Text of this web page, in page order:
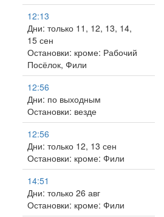
12:13
Дни: только 11, 12, 13, 14,
15 сен
Остановки: кроме: Рабочий
Посёлок, Фили
12:56
Дни: по выходным
Остановки: везде
12:56
Дни: только 12, 13 сен
Остановки: кроме: Фили
14:51
Дни: только 26 авг
Остановки: кроме: Фили